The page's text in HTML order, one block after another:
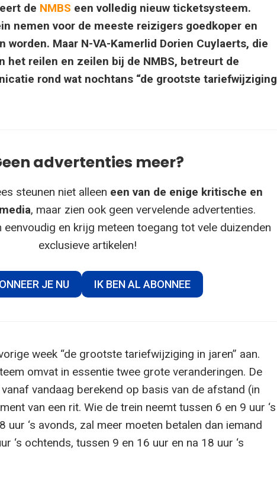
de NMBS een volledig nieuw ticketsysteem.
nemen voor de meeste reizigers goedkoper en
worden. Maar N-VA-Kamerlid Dorien Cuylaerts, die
het reilen en zeilen bij de NMBS, betreurt de
rond wat nochtans “de grootste tariefwijziging
advertenties meer?
steunen niet alleen een van de enige kritische en
, maar zien ook geen vervelende advertenties.
eenvoudig en krijg meteen toegang tot vele duizenden
exclusieve artikelen!
JE NU IK BEN AL ABONNEE
week “de grootste tariefwijziging in jaren” aan.
omvat in essentie twee grote veranderingen. De
vandaag berekend op basis van de afstand (in
van een rit. Wie de trein neemt tussen 6 en 9 uur ‘s
uur ‘s avonds, zal meer moeten betalen dan iemand
‘s ochtends, tussen 9 en 16 uur en na 18 uur ‘s